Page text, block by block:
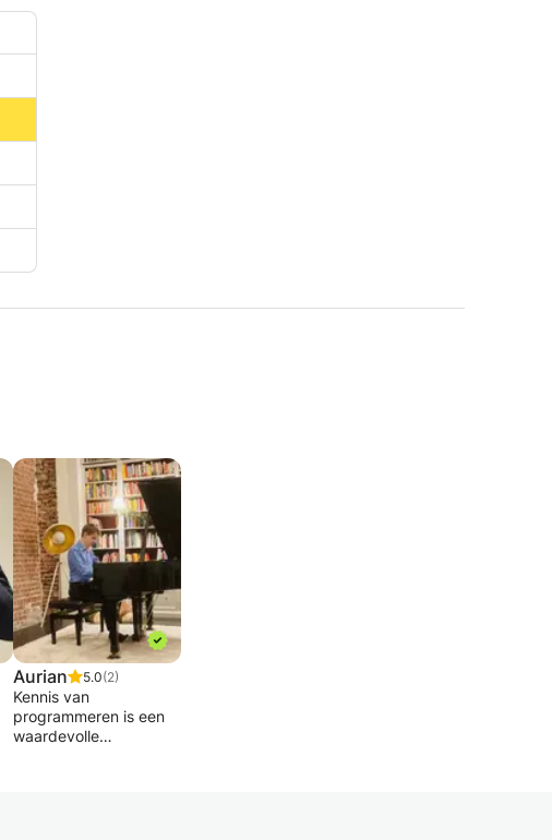
Aurian 5.0(2)
Kennis van
programmeren is een
waardevolle